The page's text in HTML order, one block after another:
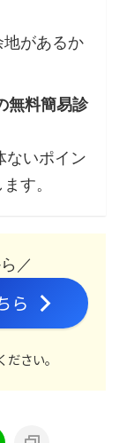
地があるか
無料簡易診
ないポイン
す。
／
ら
さい。